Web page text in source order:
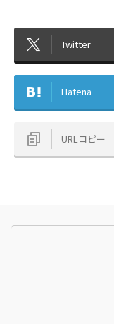
Twitter
Hatena
URLコピー